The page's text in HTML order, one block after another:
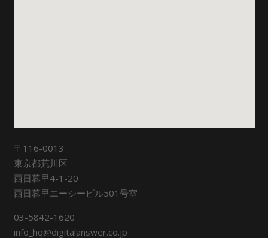
〒116-0013
東京都荒川区
西日暮里4-1-20
西日暮里エーシービル501号室
03-5842-1620
info_hq@digitalanswer.co.jp